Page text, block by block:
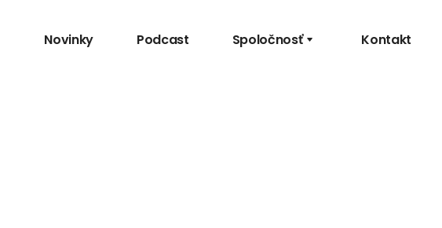
Novinky Podcast Spoločnosť Kontakt